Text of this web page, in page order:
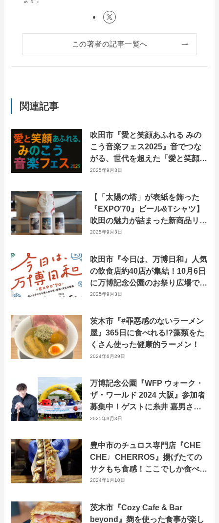
この著者の記事一覧へ
関連記事
吹田市『愛と笑顔あふれる みの
こう音楽フェス2025』音でつな
がる、世代を超えた「愛と笑顔」
のハーモニー！
2025年9月3日
【「太陽の塔」が表紙を飾った
『EXPO’70』ビール&Tシャツ】
吹田の魅力が詰まった新商品リリ
ースのお知らせ
2025年9月3日
吹田市『今日は、万博日和』人気
の飲食店約40店が集結！10月6日
に万博記念公園のお祭り広場で開
催されます！
2025年9月3日
茨木市『#罪悪感のないラーメン
屋』365日に食べれる!?藻類をた
くさん使った健康的ラーメン！
2024年6月29日
万博記念公園『WFP ウォーク・
ザ・ワールド 2024 大阪』参加者
募集中！ゲストに糸井 嘉男さん
を迎えます！
2025年9月3日
豊中市のチュロス専門店『CHE
CHE♩CHERROS』揚げたての
サクもち食感！ここでしか食べら
れない美味しいチュロス
2024年1月10日
茨木市『Cozy Cafe & Bar
beyond』麹を使った食事が楽し